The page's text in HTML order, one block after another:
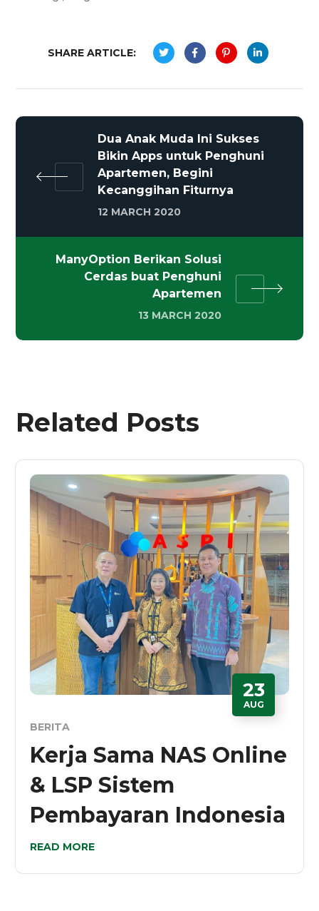
SHARE ARTICLE:
Dua Anak Muda Ini Sukses
Bikin Apps untuk Penghuni
Apartemen, Begini
Kecanggihan Fiturnya
12 MARCH 2020
ManyOption Berikan Solusi
Cerdas buat Penghuni
Apartemen
13 MARCH 2020
Related Posts
23
AUG
BERITA
Kerja Sama NAS Online
& LSP Sistem
Pembayaran Indonesia
READ MORE